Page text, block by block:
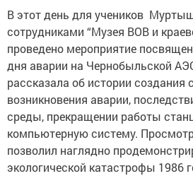
В этот день для учеников
сотрудниками “Музея ВОВ и
проведено мероприятие
дня аварии на Чернобыльской
рассказала об истории создания
возникновения аварии,
среды, прекращении работы
компьютерную систему.
позволил наглядно
экологической катастрофы 1986